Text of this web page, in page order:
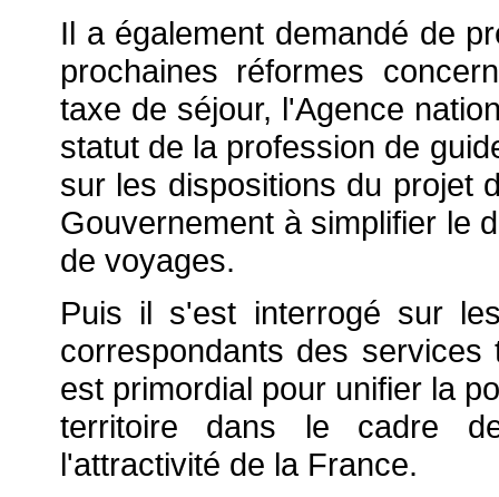
Il a également demandé de
prochaines réformes
taxe de séjour, l'Agence
statut de la profession de
sur les dispositions du projet
Gouvernement à simplifier le
de voyages.
Puis il s'est interrogé sur
correspondants des
est primordial pour unifier la
territoire dans le cadre
l'attractivité de la France.